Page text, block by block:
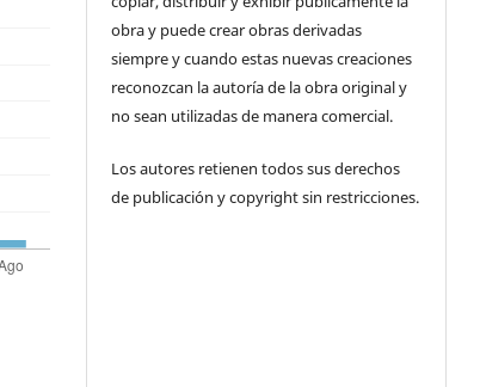
obra y puede crear obras derivadas
siempre y cuando estas nuevas creaciones
reconozcan la autoría de la obra original y
no sean utilizadas de manera comercial.
Los autores retienen todos sus derechos
de publicación y copyright sin restricciones.